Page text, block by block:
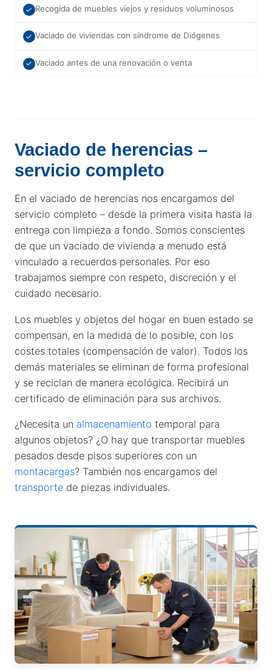
Recogida de muebles viejos y residuos voluminosos
Vaciado de viviendas con síndrome de Diógenes
Vaciado antes de una renovación o venta
Vaciado de herencias –
servicio completo
En el vaciado de herencias nos encargamos del
servicio completo – desde la primera visita hasta la
entrega con limpieza a fondo. Somos conscientes
de que un vaciado de vivienda a menudo está
vinculado a recuerdos personales. Por eso
trabajamos siempre con respeto, discreción y el
cuidado necesario.
Los muebles y objetos del hogar en buen estado se
compensan, en la medida de lo posible, con los
costes totales (compensación de valor). Todos los
demás materiales se eliminan de forma profesional
y se reciclan de manera ecológica. Recibirá un
certificado de eliminación para sus archivos.
¿Necesita un almacenamiento temporal para
algunos objetos? ¿O hay que transportar muebles
pesados desde pisos superiores con un
montacargas? También nos encargamos del
transporte de piezas individuales.